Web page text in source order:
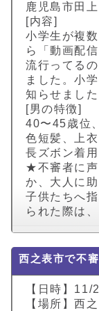
鹿児島市田
[内容]
小学生が複
ら「動画配
流行ってる
ました。小
知らせました
[男の特徴]
40〜45歳位
色短髪、上
長ズボン着
★不審者に声
か、大人に
子供たちへ
られた際は
西之表市で不
【日時】
【場所】西